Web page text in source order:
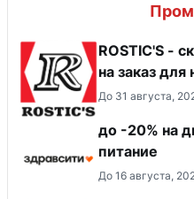
ROSTIC'S -
на заказ
До 31 августа,
до -20% на
питание
До 16 августа,